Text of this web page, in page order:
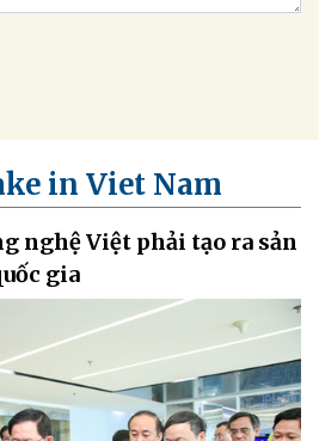
in Viet Nam
nghệ Việt phải tạo ra sản
gia